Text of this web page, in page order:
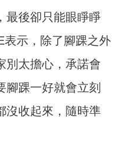
最後卻只能眼睜睜
表示，除了腳踝之外
別太擔心，承諾會
腳踝一好就會立刻
沒收起來，隨時準